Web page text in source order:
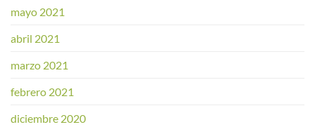
mayo 2021
abril 2021
marzo 2021
febrero 2021
diciembre 2020